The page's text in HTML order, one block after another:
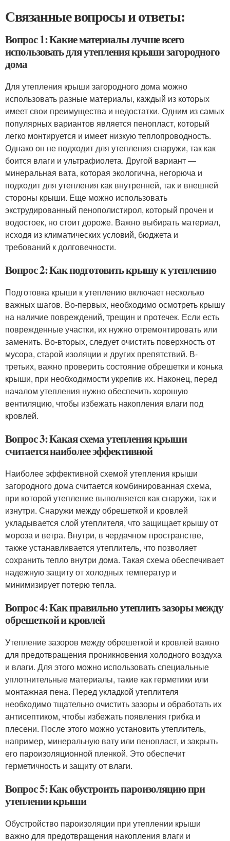
Связанные вопросы и ответы:
Вопрос 1: Какие материалы лучше всего
использовать для утепления крыши загородного
дома
Для утепления крыши загородного дома можно
использовать разные материалы, каждый из которых
имеет свои преимущества и недостатки. Одним из самых
популярных вариантов является пенопласт, который
легко монтируется и имеет низкую теплопроводность.
Однако он не подходит для утепления снаружи, так как
боится влаги и ультрафиолета. Другой вариант —
минеральная вата, которая экологична, негорюча и
подходит для утепления как внутренней, так и внешней
стороны крыши. Еще можно использовать
экструдированный пенополистирол, который прочен и
водостоек, но стоит дороже. Важно выбирать материал,
исходя из климатических условий, бюджета и
требований к долговечности.
Вопрос 2: Как подготовить крышу к утеплению
Подготовка крыши к утеплению включает несколько
важных шагов. Во-первых, необходимо осмотреть крышу
на наличие повреждений, трещин и протечек. Если есть
поврежденные участки, их нужно отремонтировать или
заменить. Во-вторых, следует очистить поверхность от
мусора, старой изоляции и других препятствий. В-
третьих, важно проверить состояние обрешетки и конька
крыши, при необходимости укрепив их. Наконец, перед
началом утепления нужно обеспечить хорошую
вентиляцию, чтобы избежать накопления влаги под
кровлей.
Вопрос 3: Какая схема утепления крыши
считается наиболее эффективной
Наиболее эффективной схемой утепления крыши
загородного дома считается комбинированная схема,
при которой утепление выполняется как снаружи, так и
изнутри. Снаружи между обрешеткой и кровлей
укладывается слой утеплителя, что защищает крышу от
мороза и ветра. Внутри, в чердачном пространстве,
также устанавливается утеплитель, что позволяет
сохранить тепло внутри дома. Такая схема обеспечивает
надежную защиту от холодных температур и
минимизирует потерю тепла.
Вопрос 4: Как правильно утеплить зазоры между
обрешеткой и кровлей
Утепление зазоров между обрешеткой и кровлей важно
для предотвращения проникновения холодного воздуха
и влаги. Для этого можно использовать специальные
уплотнительные материалы, такие как герметики или
монтажная пена. Перед укладкой утеплителя
необходимо тщательно очистить зазоры и обработать их
антисептиком, чтобы избежать появления грибка и
плесени. После этого можно установить утеплитель,
например, минеральную вату или пенопласт, и закрыть
его пароизоляционной пленкой. Это обеспечит
герметичность и защиту от влаги.
Вопрос 5: Как обустроить пароизоляцию при
утеплении крыши
Обустройство пароизоляции при утеплении крыши
важно для предотвращения накопления влаги и